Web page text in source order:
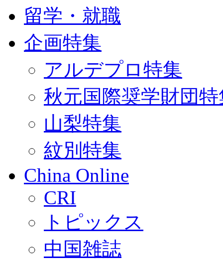
留学・就職
企画特集
アルデプロ特集
秋元国際奨学財団特
山梨特集
紋別特集
China Online
CRI
トピックス
中国雑誌